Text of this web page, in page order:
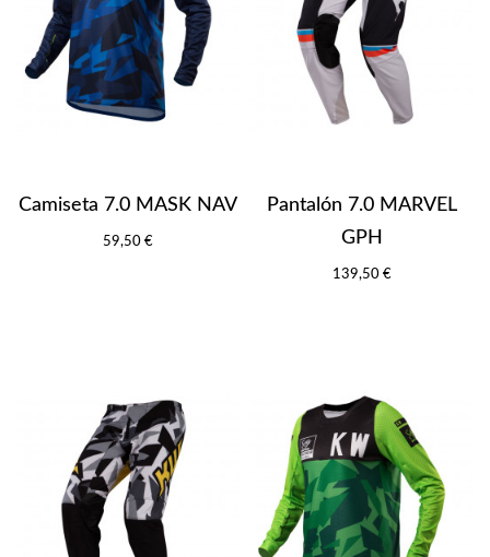
Camiseta 7.0 MASK NAV
59,50 €
Pantalón 7.0 MARVEL
GPH
139,50 €